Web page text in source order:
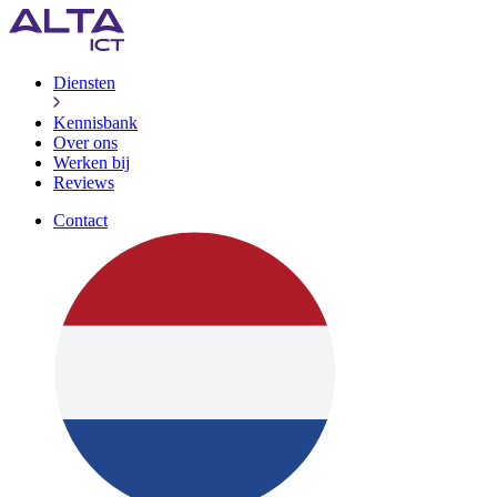
Diensten
Kennisbank
Over ons
Werken bij
Reviews
Contact